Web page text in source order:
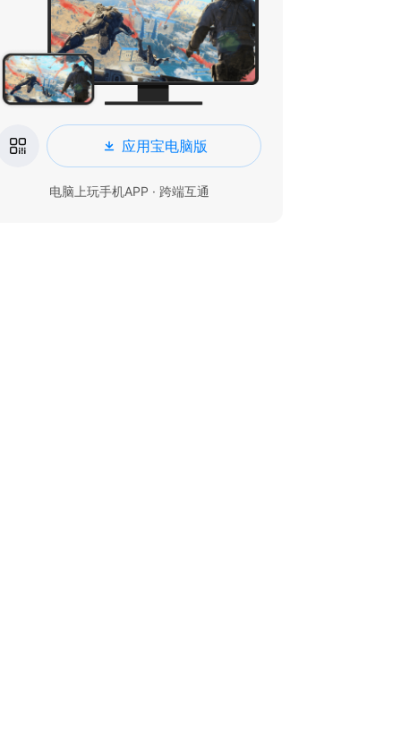
应用宝电脑版
电脑上玩手机APP · 跨端互通